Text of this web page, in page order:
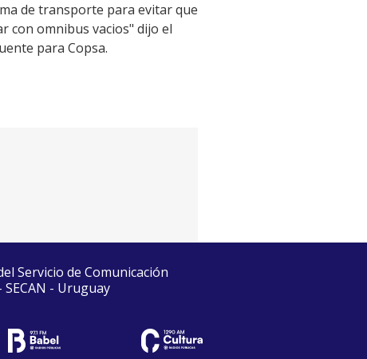
de transporte para evitar que
con omnibus vacios" dijo el
para Copsa.
Servicio de Comunicación
- Uruguay